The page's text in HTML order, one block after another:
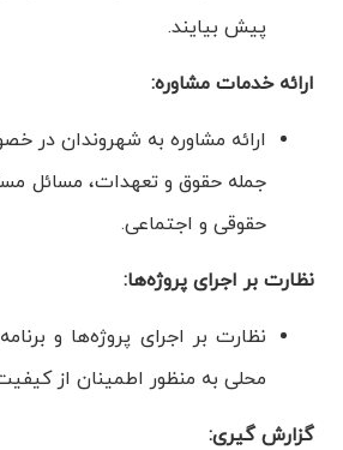
پیش بیایند.
ارائه خدمات مشاوره:
ارائه مشاوره به شهروندان در
جمله حقوق و تعهدات، مسائل
حقوقی و اجتماعی.
نظارت بر اجرای پروژه‌ها:
نظارت بر اجرای پروژه‌ها و
محلی به منظور اطمینان از
گزارش گیری: